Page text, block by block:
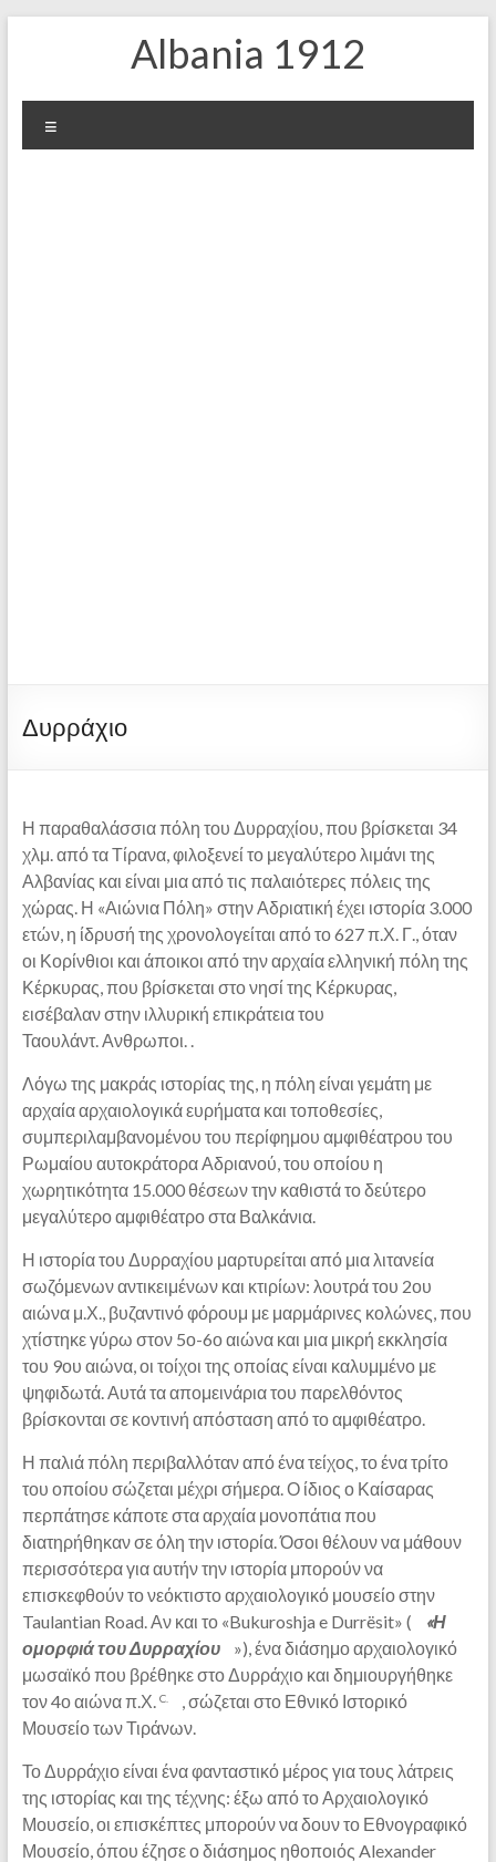
Albania 1912
Δυρράχιο
Η παραθαλάσσια πόλη του Δυρραχίου, που βρίσκεται 34
χλμ. από τα Τίρανα, φιλοξενεί το μεγαλύτερο λιμάνι της
Αλβανίας και είναι μια από τις παλαιότερες πόλεις της
χώρας. Η «Αιώνια Πόλη» στην Αδριατική έχει ιστορία 3.000
ετών, η ίδρυσή της χρονολογείται από το 627 π.Χ. Γ., όταν
οι Κορίνθιοι και άποικοι από την αρχαία ελληνική πόλη της
Κέρκυρας, που βρίσκεται στο νησί της Κέρκυρας,
εισέβαλαν στην ιλλυρική επικράτεια του
Ταουλάντ. Ανθρωποι. .
Λόγω της μακράς ιστορίας της, η πόλη είναι γεμάτη με
αρχαία αρχαιολογικά ευρήματα και τοποθεσίες,
συμπεριλαμβανομένου του περίφημου αμφιθέατρου του
Ρωμαίου αυτοκράτορα Αδριανού, του οποίου η
χωρητικότητα 15.000 θέσεων την καθιστά το δεύτερο
μεγαλύτερο αμφιθέατρο στα Βαλκάνια.
Η ιστορία του Δυρραχίου μαρτυρείται από μια λιτανεία
σωζόμενων αντικειμένων και κτιρίων: λουτρά του 2ου
αιώνα μ.Χ., βυζαντινό φόρουμ με μαρμάρινες κολώνες, που
χτίστηκε γύρω στον 5ο-6ο αιώνα και μια μικρή εκκλησία
του 9ου αιώνα, οι τοίχοι της οποίας είναι καλυμμένο με
ψηφιδωτά. Αυτά τα απομεινάρια του παρελθόντος
βρίσκονται σε κοντινή απόσταση από το αμφιθέατρο.
Η παλιά πόλη περιβαλλόταν από ένα τείχος, το ένα τρίτο
του οποίου σώζεται μέχρι σήμερα. Ο ίδιος ο Καίσαρας
περπάτησε κάποτε στα αρχαία μονοπάτια που
διατηρήθηκαν σε όλη την ιστορία. Όσοι θέλουν να μάθουν
περισσότερα για αυτήν την ιστορία μπορούν να
επισκεφθούν το νεόκτιστο αρχαιολογικό μουσείο στην
Taulantian Road. Αν και το «Bukuroshja e Durrësit» (
«Η
ομορφιά του Δυρραχίου»), ένα διάσημο αρχαιολογικό
μωσαϊκό που βρέθηκε στο Δυρράχιο και δημιουργήθηκε
τον 4ο αιώνα π.Χ. C., σώζεται στο Εθνικό Ιστορικό
Μουσείο των Τιράνων.
Το Δυρράχιο είναι ένα φανταστικό μέρος για τους λάτρεις
της ιστορίας και της τέχνης: έξω από το Αρχαιολογικό
Μουσείο, οι επισκέπτες μπορούν να δουν το Εθνογραφικό
Μουσείο, όπου έζησε ο διάσημος ηθοποιός Alexander